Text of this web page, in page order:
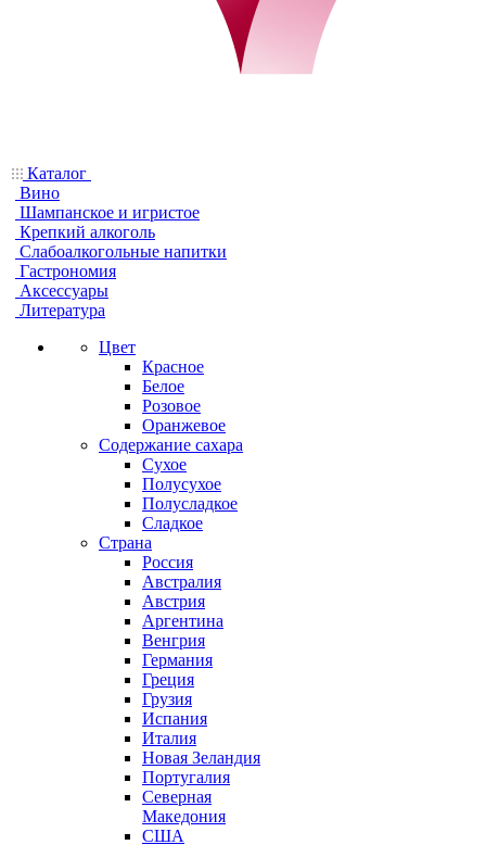
Каталог
Вино
Шампанское и игристое
Крепкий алкоголь
Слабоалкогольные напитки
Гастрономия
Аксессуары
Литература
Цвет
Красное
Белое
Розовое
Оранжевое
Содержание сахара
Сухое
Полусухое
Полусладкое
Сладкое
Страна
Россия
Австралия
Австрия
Аргентина
Венгрия
Германия
Греция
Грузия
Испания
Италия
Новая Зеландия
Португалия
Северная
Македония
США